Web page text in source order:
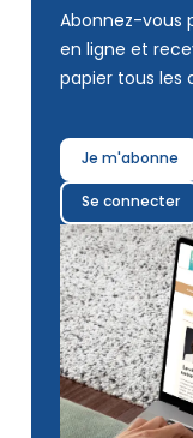
Abonnez-vous
en ligne et
papier tous les
Je m'abonne
Se connecter